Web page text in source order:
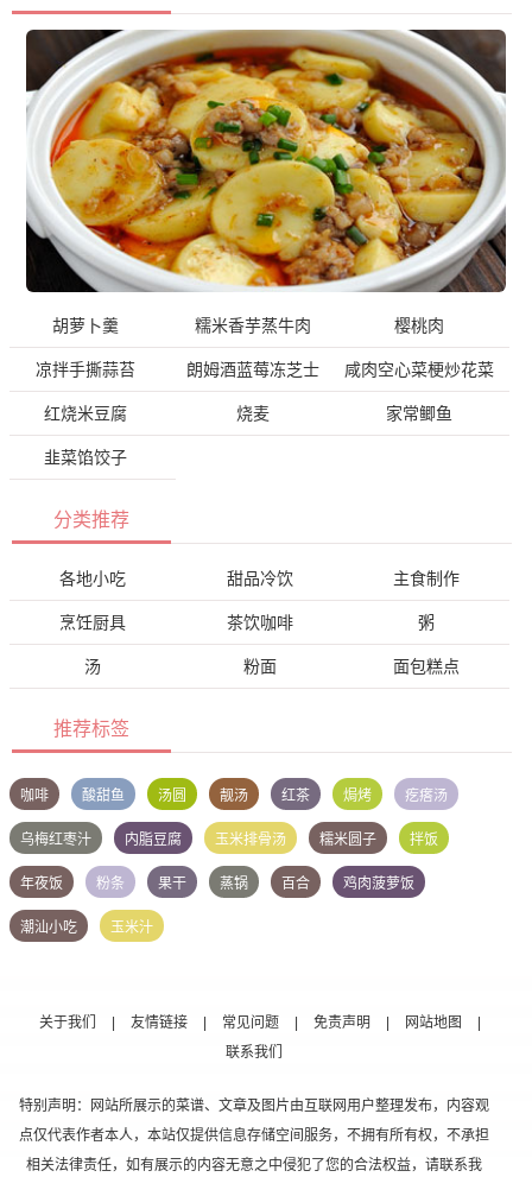
胡萝卜羹 糯米香芋蒸牛肉 樱桃肉
凉拌手撕蒜苔 朗姆酒蓝莓冻芝士 咸肉空心菜梗炒花菜
红烧米豆腐 烧麦 家常鲫鱼
韭菜馅饺子
分类推荐
各地小吃 甜品冷饮 主食制作
烹饪厨具 茶饮咖啡 粥
汤 粉面 面包糕点
推荐标签
咖啡 酸甜鱼 汤圆 靓汤 红茶 焗烤 疙瘩汤
乌梅红枣汁 内脂豆腐 玉米排骨汤 糯米圆子 拌饭
年夜饭 粉条 果干 蒸锅 百合 鸡肉菠萝饭
潮汕小吃 玉米汁
关于我们 | 友情链接 | 常见问题 | 免责声明 | 网站地图
|
联系我们
特别声明：网站所展示的菜谱、文章及图片由互联网用户整理发布，内容观
点仅代表作者本人，本站仅提供信息存储空间服务，不拥有所有权，不承担
相关法律责任，如有展示的内容无意之中侵犯了您的合法权益，请联系我